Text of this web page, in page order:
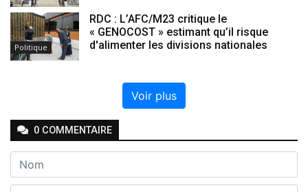
Politique
RDC : L’AFC/M23 critique le
« GENOCOST » estimant qu’il risque
d'alimenter les divisions nationales
Voir plus
0 COMMENTAIRE